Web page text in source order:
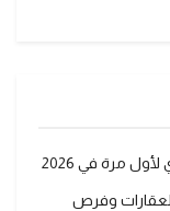
مرة في 2026
وفرص